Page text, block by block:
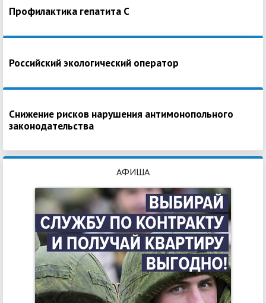
Профилактика гепатита С
Российский экологический оператор
Снижение рисков нарушения антимонопольного
законодательства
АФИША